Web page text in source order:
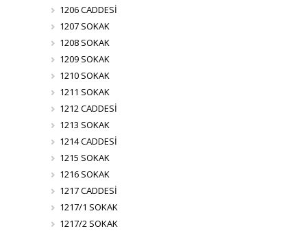
1206 CADDESİ
1207 SOKAK
1208 SOKAK
1209 SOKAK
1210 SOKAK
1211 SOKAK
1212 CADDESİ
1213 SOKAK
1214 CADDESİ
1215 SOKAK
1216 SOKAK
1217 CADDESİ
1217/1 SOKAK
1217/2 SOKAK